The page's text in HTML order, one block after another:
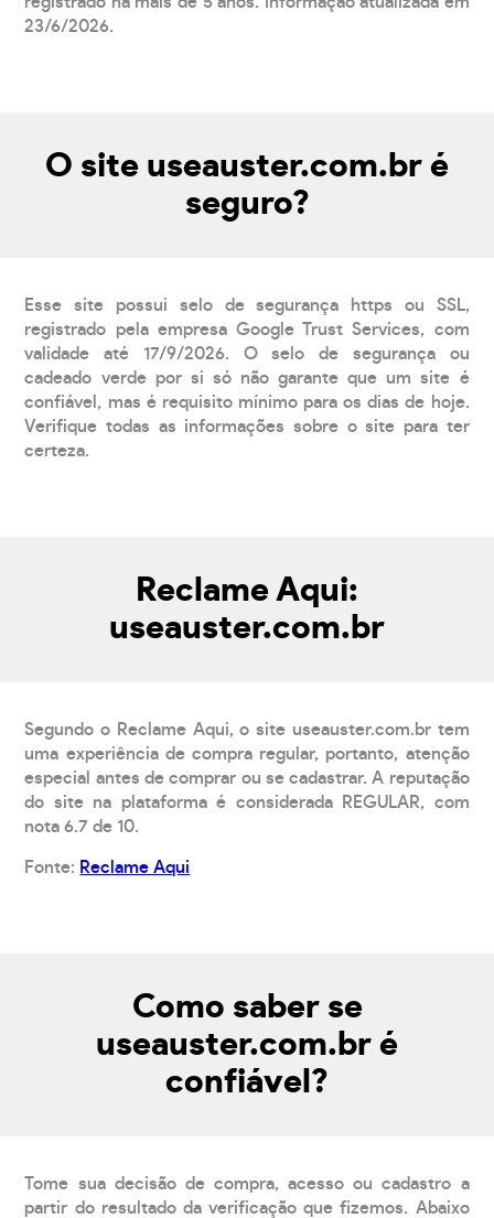
23/6/2026.
O site useauster.com.br é
seguro?
Esse site possui selo de segurança https ou SSL,
registrado pela empresa Google Trust Services, com
validade até 17/9/2026. O selo de segurança ou
cadeado verde por si só não garante que um site é
confiável, mas é requisito mínimo para os dias de hoje.
Verifique todas as informações sobre o site para ter
certeza.
Reclame Aqui:
useauster.com.br
Segundo o Reclame Aqui, o site useauster.com.br tem
uma experiência de compra regular, portanto, atenção
especial antes de comprar ou se cadastrar. A reputação
do site na plataforma é considerada REGULAR, com
nota 6.7 de 10.
Fonte: Reclame Aqui
Como saber se
useauster.com.br é
confiável?
Tome sua decisão de compra, acesso ou cadastro a
partir do resultado da verificação que fizemos. Abaixo